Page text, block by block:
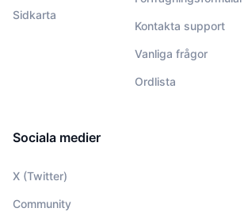
Sidkarta
Kontakta support
Vanliga frågor
Ordlista
Sociala medier
X (Twitter)
Community